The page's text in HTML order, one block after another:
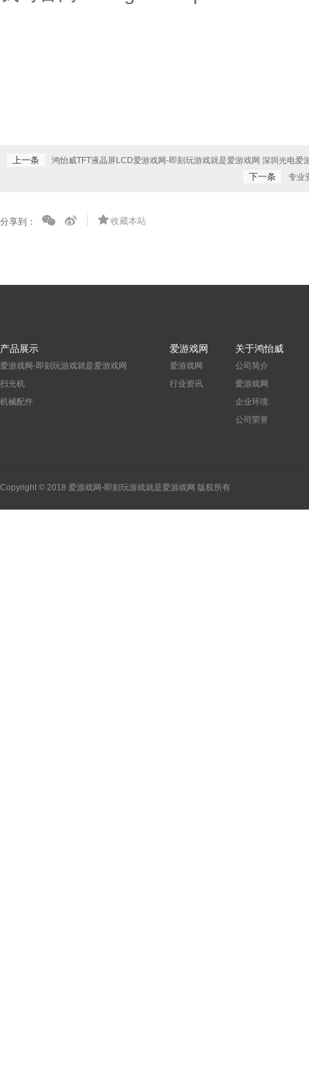
上一条 鸿怡威TFT液晶屏LCD爱游戏网-即刻玩游戏就是爱游戏网 深圳光电爱
下一条 专业
分享到： 收藏本站
产品展示
爱游戏网-即刻玩游戏就是爱游戏网
扫光机
机械配件
爱游戏网
爱游戏网
行业资讯
关于鸿怡威
公司简介
爱游戏网
企业环境
公司荣誉
Copyright © 2018 爱游戏网-即刻玩游戏就是爱游戏网 版权所有